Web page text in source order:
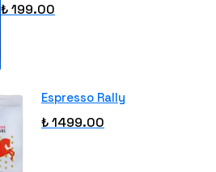
₺ 199.00
Espresso Rally
₺ 1499.00